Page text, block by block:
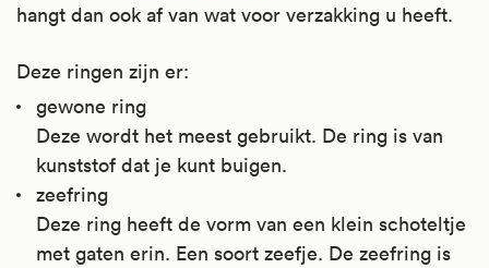
hangt dan ook af van wat voor verzakking u heeft.
Deze ringen zijn er:
gewone ring
Deze wordt het meest gebruikt. De ring is van
kunststof dat je kunt buigen.
zeefring
Deze ring heeft de vorm van een klein schoteltje
met gaten erin. Een soort zeefje. De zeefring is